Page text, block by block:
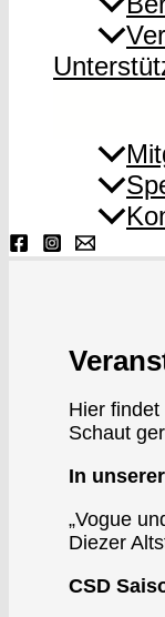
Hier
Schaut
In
„Vogue
Diezer
CSD